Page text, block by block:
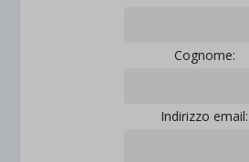
Cognome:
Indirizzo email: